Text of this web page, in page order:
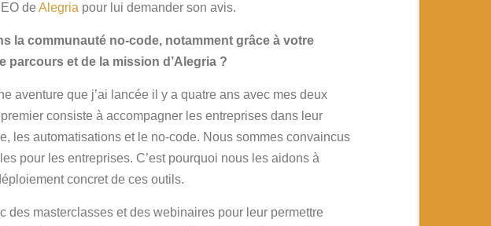
de Alegria pour lui demander son avis.
la communauté no-code, notamment grâce à votre
et de la mission d’Alegria ?
aventure que j’ai lancée il y a quatre ans avec mes deux
consiste à accompagner les entreprises dans leur
les automatisations et le no-code. Nous sommes convaincus
pour les entreprises. C’est pourquoi nous les aidons à
concret de ces outils.
masterclasses et des webinaires pour leur permettre